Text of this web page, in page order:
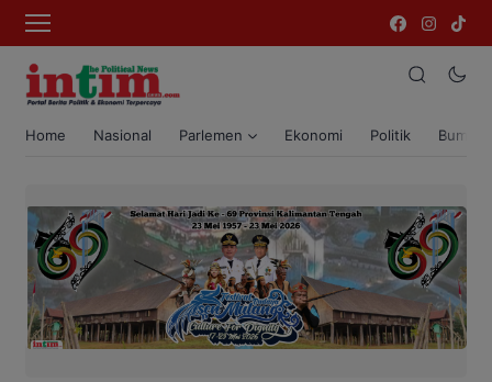
Home Nasional Parlemen Ekonomi Politik Bumi